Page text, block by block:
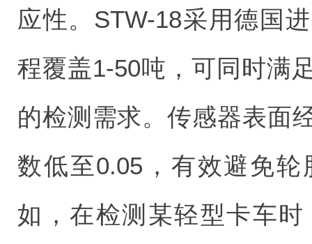
应性。STW-18采用德国
程覆盖1-50吨，可同时满
的检测需求。传感器表面
数低至0.05，有效避免
如，在检测某轻型卡车